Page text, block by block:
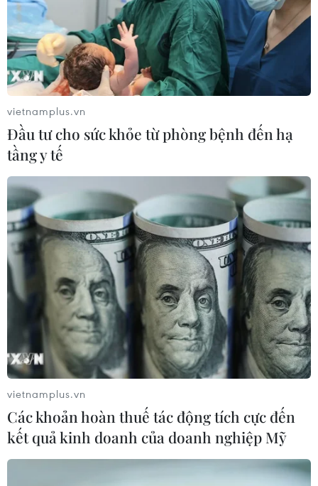
Nam-CHLB Đức
16/11/2016 14:57
Ngày 16/11, Chủ tịch Ủy ban Trung ương Mặt trận Tổ
quốc Việt Nam Nguyễn Thiện Nhân đã tiếp bà
Edelgard Bulmahn, Phó Chủ tịch Quốc hội Cộng hòa
Liên bang Đức.Nam
vietnamplus.vn
Đầu tư cho sức khỏe từ phòng bệnh đến hạ
tầng y tế
vietnamplus.vn
Các khoản hoàn thuế tác động tích cực đến
kết quả kinh doanh của doanh nghiệp Mỹ